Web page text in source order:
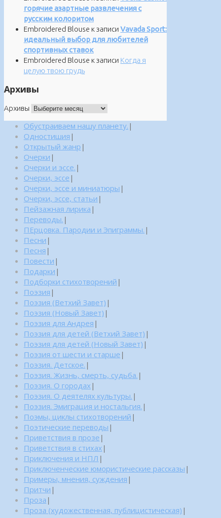
горячие азартные развлечения с
русским колоритом
Embroidered Blouse к записи Vavada Sport:
идеальный выбор для любителей
спортивных ставок
Embroidered Blouse к записи Когда я
целую твою грудь
Архивы
Архивы
Обустраиваем нашу планету. |
Одностишия |
Открытый жанр |
Очерки |
Очерки и эссе. |
Очерки, эссе |
Очерки, эссе и миниатюры |
Очерки, эссе, статьи |
Пейзажная лирика |
Переводы. |
ПЕрцовка. Пародии и Эпиграммы. |
Песни |
Песня |
Повести |
Подарки |
Подборки стихотворений |
Поэзия |
Поэзия (Ветхий Завет) |
Поэзия (Новый Завет) |
Поэзия для Андрея |
Поэзия для детей (Ветхий Завет) |
Поэзия для детей (Новый Завет) |
Поэзия от шести и старше |
Поэзия. Детское. |
Поэзия. Жизнь, смерть, судьба. |
Поэзия. О городах |
Поэзия. О деятелях культуры. |
Поэзия. Эмиграция и ностальгия. |
Поэмы, циклы стихотворений |
Поэтические переводы |
Приветствия в прозе |
Приветствия в стихах |
Приключения и НПЛ |
Приключенческие юмористические рассказы |
Примеры, мнения, суждения |
Притчи |
Проза |
Проза (художественная, публицистическая) |